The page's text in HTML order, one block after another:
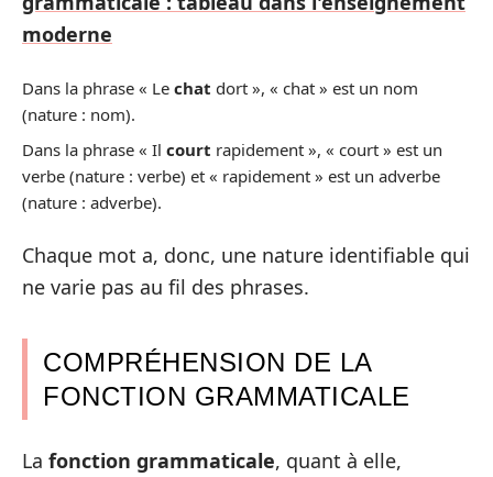
moderne
Dans la phrase « Le chat dort », « chat » est un nom
(nature : nom).
Dans la phrase « Il court rapidement », « court » est un
verbe (nature : verbe) et « rapidement » est un adverbe
(nature : adverbe).
Chaque mot a, donc, une nature identifiable qui
ne varie pas au fil des phrases.
COMPRÉHENSION DE LA
FONCTION GRAMMATICALE
La fonction grammaticale, quant à elle,